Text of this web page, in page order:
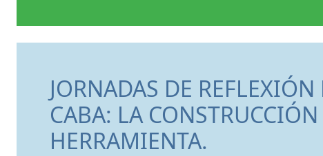
JORNADAS DE
CABA: LA
HERRAMIENTA.